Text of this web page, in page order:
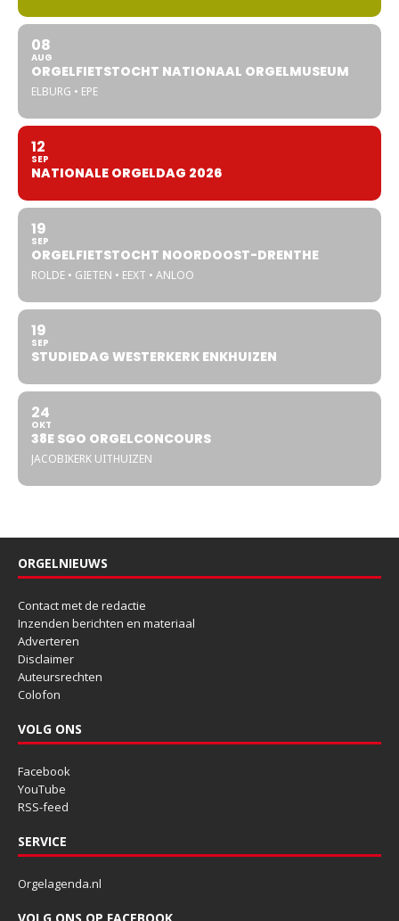
08
AUG
ORGELFIETSTOCHT NATIONAAL ORGELMUSEUM
ELBURG • EPE
12
SEP
NATIONALE ORGELDAG 2026
19
SEP
ORGELFIETSTOCHT NOORDOOST-DRENTHE
ROLDE • GIETEN • EEXT • ANLOO
19
SEP
STUDIEDAG WESTERKERK ENKHUIZEN
24
OKT
38E SGO ORGELCONCOURS
JACOBIKERK UITHUIZEN
ORGELNIEUWS
Contact met de redactie
Inzenden berichten en materiaal
Adverteren
Disclaimer
Auteursrechten
Colofon
VOLG ONS
Facebook
YouTube
RSS-feed
SERVICE
Orgelagenda.nl